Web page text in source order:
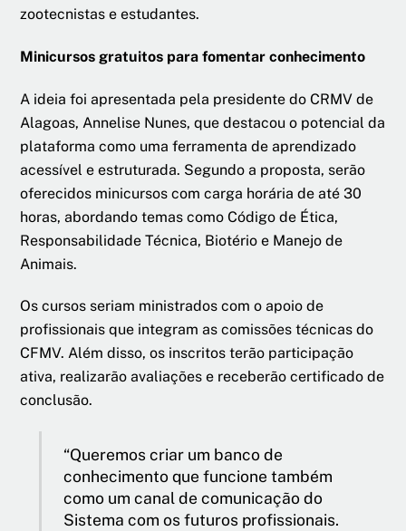
zootecnistas e estudantes.
Minicursos gratuitos para fomentar conhecimento
A ideia foi apresentada pela presidente do CRMV de
Alagoas, Annelise Nunes, que destacou o potencial da
plataforma como uma ferramenta de aprendizado
acessível e estruturada. Segundo a proposta, serão
oferecidos minicursos com carga horária de até 30
horas, abordando temas como Código de Ética,
Responsabilidade Técnica, Biotério e Manejo de
Animais.
Os cursos seriam ministrados com o apoio de
profissionais que integram as comissões técnicas do
CFMV. Além disso, os inscritos terão participação
ativa, realizarão avaliações e receberão certificado de
conclusão.
“Queremos criar um banco de
conhecimento que funcione também
como um canal de comunicação do
Sistema com os futuros profissionais.